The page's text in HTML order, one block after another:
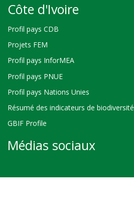
Côte d'Ivoire
Profil pays CDB
Projets FEM
Profil pays InforMEA
Profil pays PNUE
Profil pays Nations Unies
Résumé des indicateurs de biodiversité
GBIF Profile
Médias sociaux